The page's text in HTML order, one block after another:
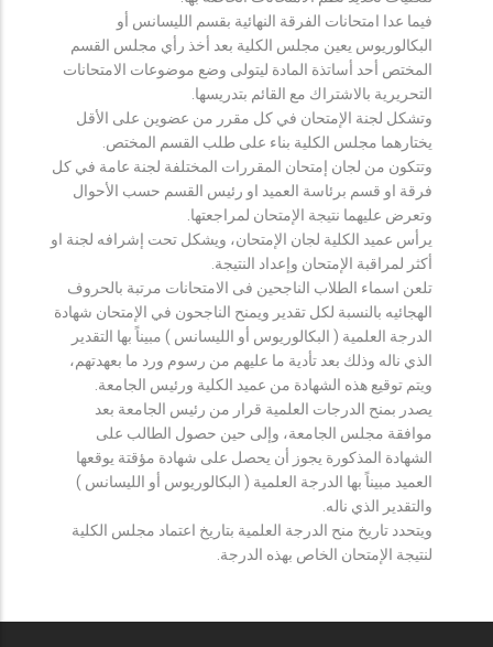
فيما عدا امتحانات الفرقة النهائية بقسم الليسانس أو
البكالوريوس يعين مجلس الكلية بعد أخذ رأي مجلس القسم
المختص أحد أساتذة المادة ليتولى وضع موضوعات الامتحانات
التحريرية بالاشتراك مع القائم بتدريسها.
وتشكل لجنة الإمتحان في كل مقرر من عضوين على الأقل
يختارهما مجلس الكلية بناء على طلب القسم المختص.
وتتكون من لجان إمتحان المقررات المختلفة لجنة عامة في كل
فرقة او قسم برئاسة العميد او رئيس القسم حسب الأحوال
وتعرض عليهما نتيجة الإمتحان لمراجعتها.
يرأس عميد الكلية لجان الإمتحان، ويشكل تحت إشرافه لجنة او
أكثر لمراقبة الإمتحان وإعداد النتيجة.
تلعن اسماء الطلاب الناجحين فى الامتحانات مرتبة بالحروف
الهجائيه بالنسبة لكل تقدير ويمنح الناجحون في الإمتحان شهادة
الدرجة العلمية ( البكالوريوس أو الليسانس ) مبيناً بها التقدير
الذي ناله وذلك بعد تأدية ما عليهم من رسوم ورد ما بعهدتهم،
ويتم توقيع هذه الشهادة من عميد الكلية ورئيس الجامعة.
يصدر بمنح الدرجات العلمية قرار من رئيس الجامعة بعد
موافقة مجلس الجامعة، وإلى حين حصول الطالب على
الشهادة المذكورة يجوز أن يحصل على شهادة مؤقتة يوقعها
العميد مبيناً بها الدرجة العلمية ( البكالوريوس أو الليسانس )
والتقدير الذي ناله.
ويتحدد تاريخ منح الدرجة العلمية بتاريخ اعتماد مجلس الكلية
لنتيجة الإمتحان الخاص بهذه الدرجة.